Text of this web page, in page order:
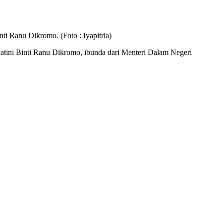
Ranu Dikromo. (Foto : Iyapitria)
Binti Ranu Dikromo, ibunda dari Menteri Dalam Negeri